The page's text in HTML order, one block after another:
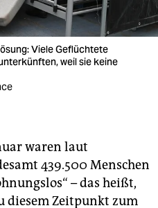
Viele Geflüchtete
weil sie keine
waren laut
439.500 Menschen
– das heißt,
diesem Zeitpunkt zum